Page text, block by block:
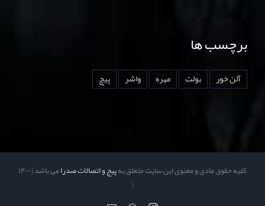
برچسب ها
آلن خور بولت مهره واشر پیچ
کلیه حقوق مادی و معنوی این سایت متعلق بهپیج و اتصالات صدرا
می باشد | ۱۴۰۰
|